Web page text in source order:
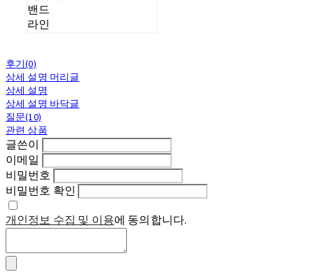
밴드
라인
후기(0)
상세 설명 머리글
상세 설명
상세 설명 바닥글
질문(10)
관련 상품
글쓴이
이메일
비밀번호
비밀번호 확인
개인정보 수집 및 이용에 동의합니다.